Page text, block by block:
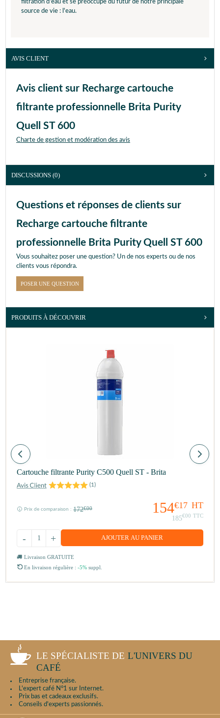
filtration d'eau et se préoccupe du futur de notre principale
source de vie : l'eau.
AVIS CLIENT
Avis client sur Recharge cartouche
filtrante professionnelle Brita Purity
Quell ST 600
Charte de gestion et modération des avis
DISCUSSIONS (0)
Questions et réponses de clients sur
Recharge cartouche filtrante
professionnelle Brita Purity Quell ST 600
Vous souhaitez poser une question? Un de nos experts ou de nos
clients vous répondra.
POSER UNE QUESTION
PRODUITS À DÉCOUVRIR
Cartouche filtrante Purity C500 Quell ST - Brita
(1)
154€17 HT
185€00 TTC
Prix de comparaison : 172€00
+
- AJOUTER AU PANIER
Livraison GRATUITE
En livraison régulière : -5% suppl.
LE SPÉCIALISTE DE L'UNIVERS DU
CAFÉ
Entreprise française.
L'expert café N°1 sur Internet.
Prix bas et cadeaux exclusifs.
Conseils d'experts passionnés.